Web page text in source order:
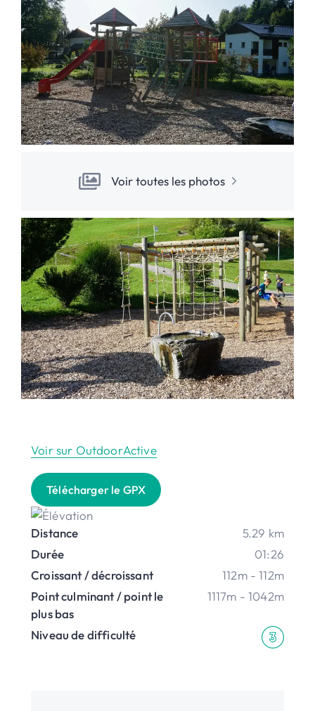
Voir toutes les photos
Voir sur OutdoorActive
Télécharger le GPX
Distance
5.29 km
Durée
01:26
Croissant / décroissant
112m - 112m
Point culminant / point le
plus bas
1117m - 1042m
Niveau de difficulté